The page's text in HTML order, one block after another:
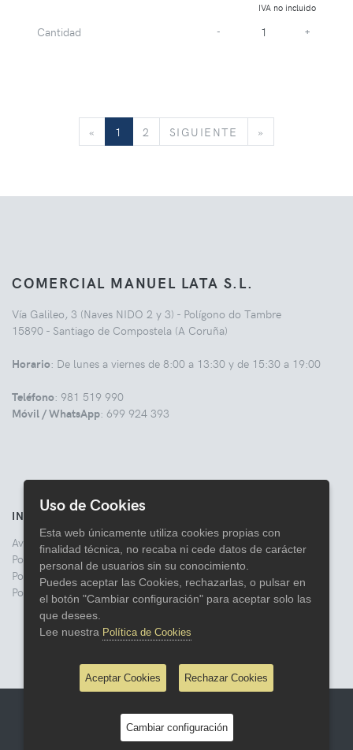
IVA no incluido
Cantidad - +
« 1 2 SIGUIENTE SIGUIENTE
»
COMERCIAL MANUEL LATA S.L.
Vía Galileo, 3 (Naves NIDO 2 y 3) - Polígono do Tambre
15890 - Santiago de Compostela (A Coruña)
Horario: De lunes a viernes de 8:00 a 13:30 y de 15:30 a 19:00
Teléfono: 981 519 990
Móvil / WhatsApp: 699 924 393
INFORMACIÓN
Aviso legal
Politica de Privacidad
Política de Cookies
Política de Devoluciones
© 2026 Comercial Lata
Uso de Cookies
Esta web únicamente utiliza cookies propias con
finalidad técnica, no recaba ni cede datos de carácter
personal de usuarios sin su conocimiento.
Puedes aceptar las Cookies, rechazarlas, o pulsar en
el botón "Cambiar configuración" para aceptar solo las
que desees.
Lee nuestra Política de Cookies
Aceptar Cookies Rechazar Cookies
Cambiar configuración